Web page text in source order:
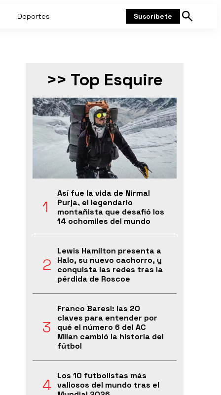
Deportes Suscríbete
Mostrar
>> Top Esquire
Así fue la vida de Nirmal
Purja, el legendario
montañista que desafió los
14 ochomiles del mundo
Lewis Hamilton presenta a
Halo, su nuevo cachorro, y
conquista las redes tras la
pérdida de Roscoe
Franco Baresi: las 20
claves para entender por
qué el número 6 del AC
Milan cambió la historia del
fútbol
Los 10 futbolistas más
valiosos del mundo tras el